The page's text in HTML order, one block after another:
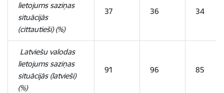
lietojums saziņas
situācijās
(cittautieši) (%)
37 36 34
Latviešu valodas
lietojums saziņas
situācijās (latvieši)
(%)
91 96 85